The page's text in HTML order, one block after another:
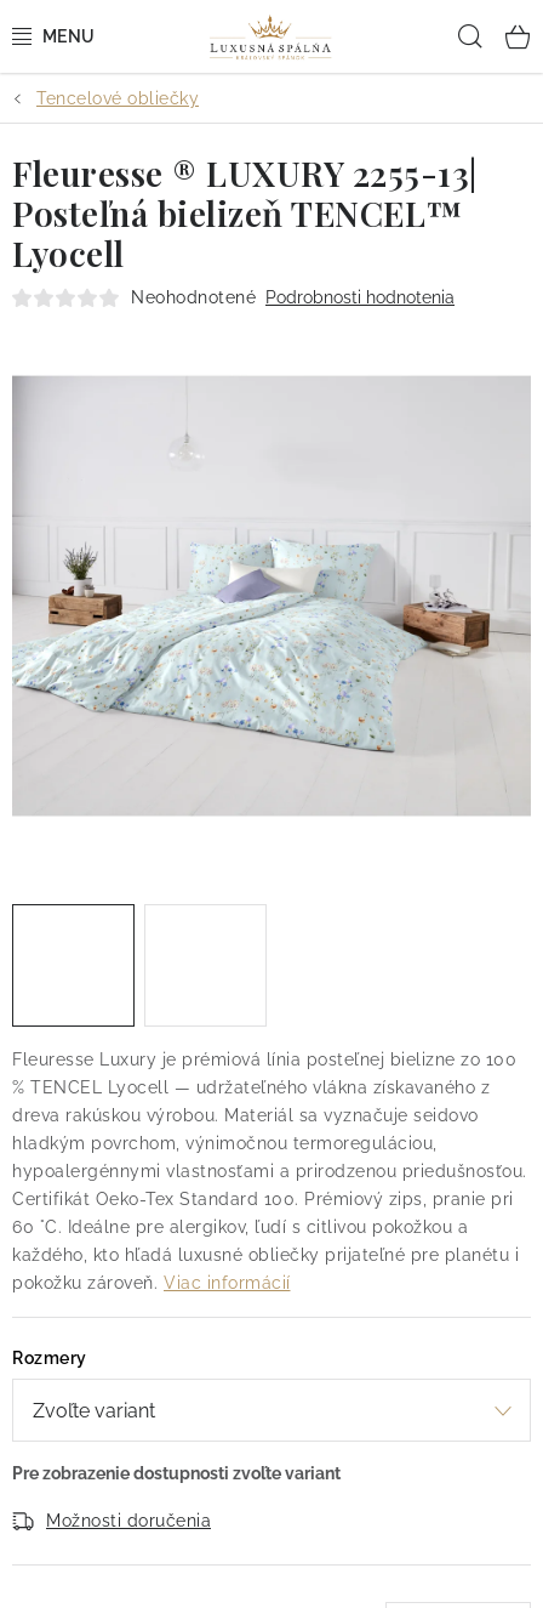
na
POSTEĽNÉ OBLIEČKY
POSTEĽNÉ PLACHTY
PREHOZY A PAPLÓNY
VANKÚŠE A OBLIEČKY
O nás Blog Doprava
Kontakt
Obchodné podmienky
Podmienky ochrany osobných údajov
Reklamačný poriadok
Vrátenie tovaru
Tencelové obliečky
Fleuresse Luxury je prémiová línia posteľnej bielizne zo 100
% TENCEL Lyocell — udržateľného vlákna získavaného z
dreva rakúskou výrobou. Materiál sa vyznačuje seidovo
hladkým povrchom, výnimočnou termoreguláciou,
hypoalergénnymi vlastnosťami a prirodzenou priedušnosťou.
Certifikát Oeko-Tex Standard 100. Prémiový zips, pranie pri
60 °C. Ideálne pre alergikov, ľudí s citlivou pokožkou a
každého, kto hľadá luxusné obliečky prijateľné pre planétu i
pokožku zároveň. Viac informácií
Rozmery
Možnosti doručenia
Fleuresse ® LUXURY 2255-13|
Posteľná bielizeň TENCEL™
Lyocell
Neohodnotené Podrobnosti hodnotenia